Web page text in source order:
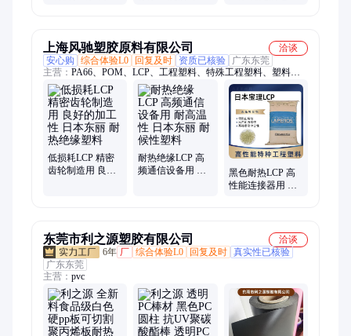
上海风驰塑胶原料有限公司
洽谈
安心购
综合体验L0 回复及时 资质已核验
广东东莞
主营： PA66、POM、LCP、工程塑料、特殊工程塑料、塑料树
脂、PPS、TPEE、PBT、PP、PMMA、PC、TPV、TPU、
PA46、ABS、PCTG、PTFE、PA12、PSU、PEEK、PPSU、
PPO、PA9T、PVDF
低损耗LCP 精密
齿轮制造用 良好
耐热绝缘LCP 高
频通信设备用 耐
黑色耐热LCP 高
性能连接器用 优
东莞市利之源塑胶有限公司
洽谈
6年 厂 综合体验L0 回复及时 真实性已核验
广东东莞
主营： pvc